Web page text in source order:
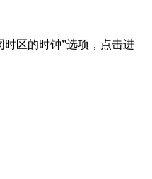
区的时钟”选项，点击进